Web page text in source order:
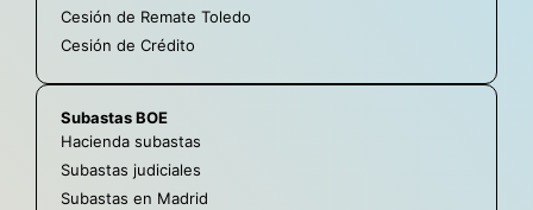
Cesión de Remate Toledo
Cesión de Crédito
Subastas BOE
Hacienda subastas
Subastas judiciales
Subastas en Madrid